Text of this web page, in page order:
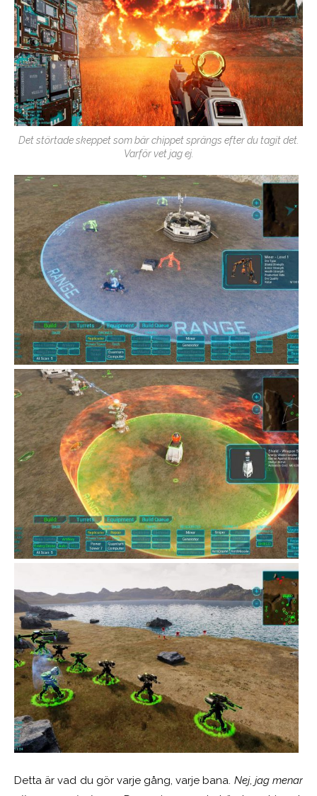
Det störtade skeppet som bär chippet sprängs efter du tagit det.
Varför vet jag ej.
Detta är vad du gör varje gång, varje bana. Nej, jag menar